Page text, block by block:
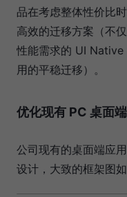
品在考虑整体性价比
高效的迁移方案（不
性能需求的 UI Native
用的平稳迁移）。
优化现有 PC 桌面
公司现有的桌面端应
设计，大致的框架图如